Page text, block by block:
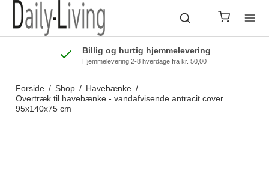
Billig og hurtig hjemmelevering
Hjemmelevering 2-8 hverdage fra kr. 50,00
Forside / Shop / Havebænke /
Overtræk til havebænke - vandafvisende antracit cover
95x140x75 cm